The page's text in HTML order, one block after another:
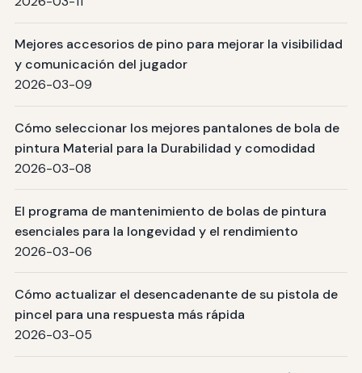
Mejores accesorios de pino para mejorar la visibilidad
y comunicación del jugador
2026-03-09
Cómo seleccionar los mejores pantalones de bola de
pintura Material para la Durabilidad y comodidad
2026-03-08
El programa de mantenimiento de bolas de pintura
esenciales para la longevidad y el rendimiento
2026-03-06
Cómo actualizar el desencadenante de su pistola de
pincel para una respuesta más rápida
2026-03-05